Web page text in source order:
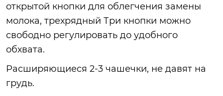
открытой кнопки для облегчения замены
молока, трехрядный Три кнопки можно
свободно регулировать до удобного
обхвата.
Расширяющиеся 2-3 чашечки, не давят на
грудь.